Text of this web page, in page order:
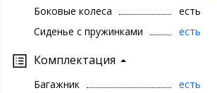
Боковые колеса
есть
Сиденье с пружинками
есть
Комплектация
Багажник
есть